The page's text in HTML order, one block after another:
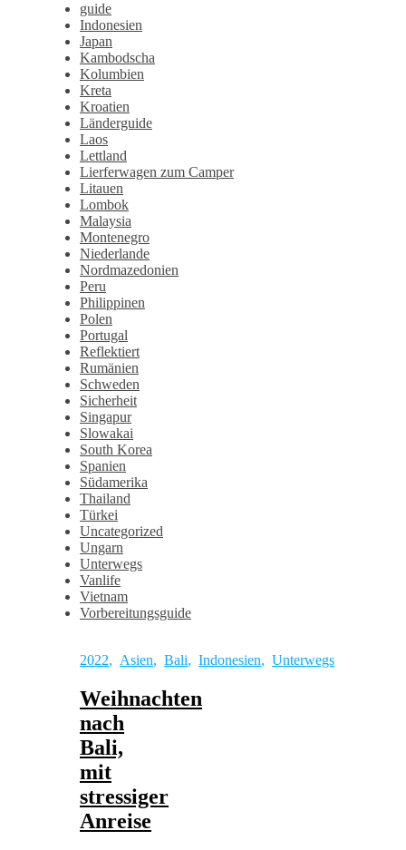
guide
Indonesien
Japan
Kambodscha
Kolumbien
Kreta
Kroatien
Länderguide
Laos
Lettland
Lierferwagen zum Camper
Litauen
Lombok
Malaysia
Montenegro
Niederlande
Nordmazedonien
Peru
Philippinen
Polen
Portugal
Reflektiert
Rumänien
Schweden
Sicherheit
Singapur
Slowakai
South Korea
Spanien
Südamerika
Thailand
Türkei
Uncategorized
Ungarn
Unterwegs
Vanlife
Vietnam
Vorbereitungsguide
2022, Asien, Bali, Indonesien, Unterwegs
Weihnachten
nach
Bali,
mit
stressiger
Anreise